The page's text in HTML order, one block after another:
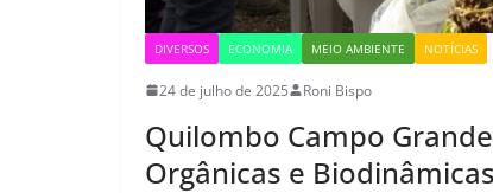
DIVERSOS ECONOMIA MEIO AMBIENTE NOTÍCIAS
24 de julho de 2025 Roni Bispo
Quilombo Campo
Orgânicas e